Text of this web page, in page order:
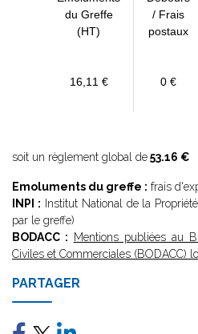
du Greffe
(HT)
/ Frais
postaux
16,11 € 0 €
soit un règlement global de53.16 €
Emoluments du greffe : frais
INPI : Institut National de la
par le greffe)
BODACC : Mentions publiées au
Civiles et Commerciales (BODACC)
PARTAGER